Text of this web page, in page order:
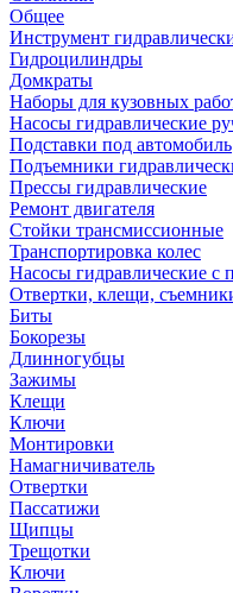
Общее
Инструмент
Гидроцилиндры
Домкраты
Наборы для кузовных
Насосы гидравлические
Подставки под автомобиль
Подъемники
Прессы гидравлические
Ремонт двигателя
Стойки трансмиссионные
Транспортировка колес
Насосы гидравлические с
Отвертки, клещи,
Биты
Бокорезы
Длинногубцы
Зажимы
Клещи
Ключи
Монтировки
Намагничиватель
Отвертки
Пассатижи
Щипцы
Трещотки
Ключи